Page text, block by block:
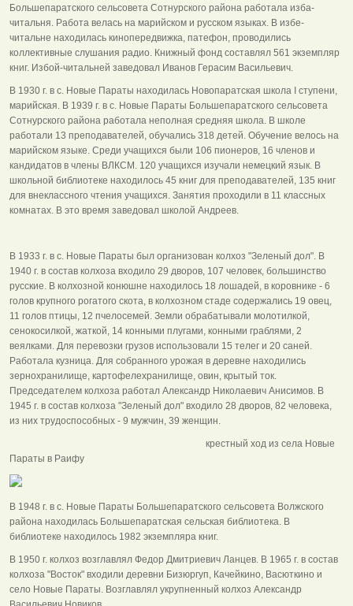
Большепаратского сельсовета Сотнурского района работала изба-
читальня. Работа велась на марийском и русском языках. В избе-
читальне находилась кинопередвижка, патефон, проводились
коллективные слушания радио. Книжный фонд составлял 561 экземпляр
книг. Избой-читальней заведовал Иванов Герасим Васильевич.
В 1930 г. в с. Новые Параты находилась Новопаратская школа I ступени,
марийская. В 1939 г. в с. Новые Параты Большепаратского сельсовета
Сотнурского района работала неполная средняя школа. В школе
работали 13 преподавателей, обучались 318 детей. Обучение велось на
марийском языке. Среди учащихся были 106 пионеров, 16 членов и
кандидатов в члены ВЛКСМ. 120 учащихся изучали немецкий язык. В
школьной библиотеке находилось 45 книг для преподавателей, 135 книг
для внеклассного чтения учащихся. Занятия проходили в 11 классных
комнатах. В это время заведовал школой Андреев.
В 1933 г. в с. Новые Параты был организован колхоз "Зеленый дол". В
1940 г. в состав колхоза входило 29 дворов, 107 человек, большинство
русские. В колхозной конюшне находилось 18 лошадей, в коровнике - 6
голов крупного рогатого скота, в колхозном стаде содержались 19 овец,
11 голов птицы, 12 пчелосемей. Земли обрабатывали молотилкой,
сенокосилкой, жаткой, 14 конными плугами, конными граблями, 2
веялками. Для перевозки грузов использовали 15 телег и 20 саней.
Работала кузница. Для собранного урожая в деревне находились
зернохранилище, картофелехранилище, овин, крытый ток.
Председателем колхоза работал Александр Николаевич Анисимов. В
1945 г. в состав колхоза "Зеленый дол" входило 28 дворов, 82 человека,
из них трудоспособных - 9 мужчин, 39 женщин.
крестный ход из села Новые
Параты в Раифу
В 1948 г. в с. Новые Параты Большепаратского сельсовета Волжского
района находилась Большепаратская сельская библиотека. В
библиотеке находилось 1982 экземпляра книг.
В 1950 г. колхоз возглавлял Федор Дмитриевич Ланцев. В 1965 г. в состав
колхоза "Восток" входили деревни Бизюргуп, Качейкино, Васюткино и
село Новые Параты. Возглавлял укрупненный колхоз Александр